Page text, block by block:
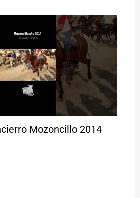
Mozoncillo 2014